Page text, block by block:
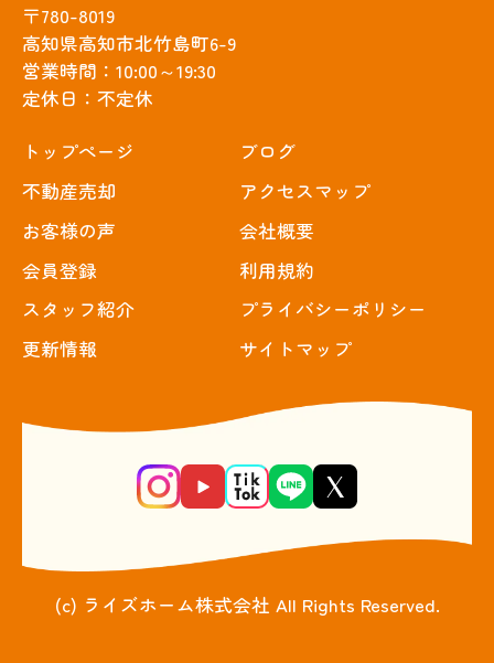
〒780-8019
高知県高知市北竹島町6-9
営業時間：10:00～19:30
定休日：不定休
トップぺージ
不動産売却
お客様の声
会員登録
スタッフ紹介
更新情報
ブログ
アクセスマップ
会社概要
利用規約
プライバシーポリシー
サイトマップ
(c) ライズホーム株式会社 All Rights Reserved.